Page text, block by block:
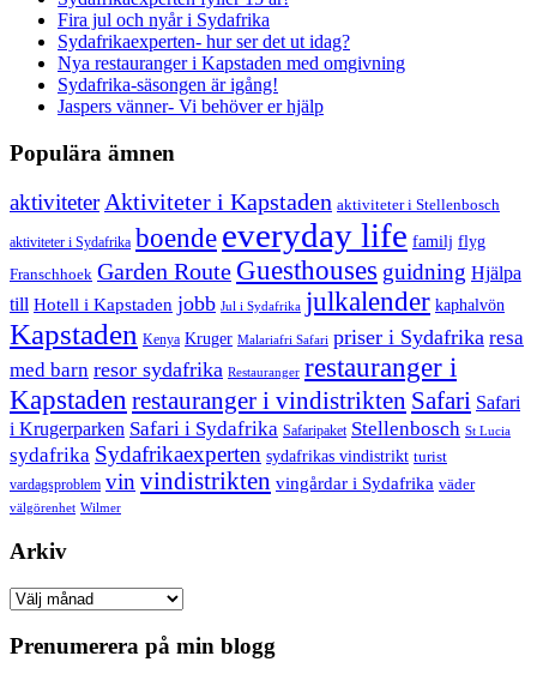
Fira jul och nyår i Sydafrika
Sydafrikaexperten- hur ser det ut idag?
Nya restauranger i Kapstaden med omgivning
Sydafrika-säsongen är igång!
Jaspers vänner- Vi behöver er hjälp
Populära ämnen
aktiviteter Aktiviteter i Kapstaden aktiviteter i Stellenbosch
aktiviteter i Sydafrika boende everyday life familj flyg
Franschhoek Garden Route Guesthouses guidning Hjälpa
till Hotell i Kapstaden jobb Jul i Sydafrika julkalender kaphalvön
Kapstaden Kenya Kruger Malariafri Safari priser i Sydafrika resa
med barn resor sydafrika Restauranger restauranger i
Kapstaden restauranger i vindistrikten Safari Safari
i Krugerparken Safari i Sydafrika Safaripaket Stellenbosch St Lucia
sydafrika Sydafrikaexperten sydafrikas vindistrikt turist
vardagsproblem vin vindistrikten vingårdar i Sydafrika väder
välgörenhet Wilmer
Arkiv
Arkiv
Prenumerera på min blogg